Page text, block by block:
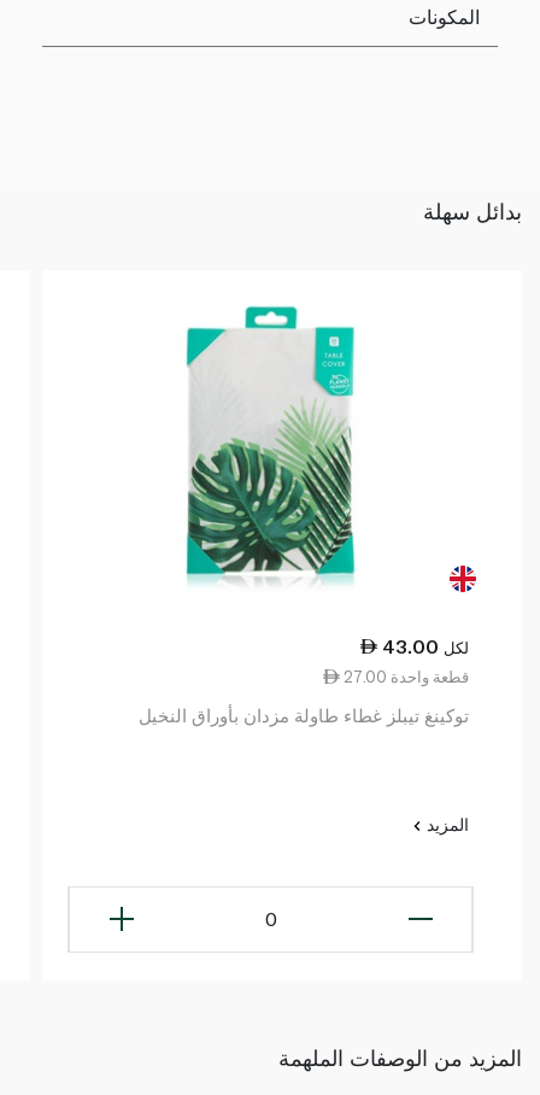
المكونات
بدائل سهلة
43.00 لكل
27.00 قطعة واحدة
توكينغ تيبلز غطاء طاولة مزدان بأوراق النخيل
المزيد
0
المزيد من الوصفات الملهمة